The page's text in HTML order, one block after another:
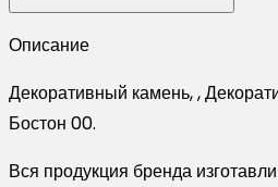
00
Описание
Декоративный камень, ,
Бостон 00.
Вся продукция бренда